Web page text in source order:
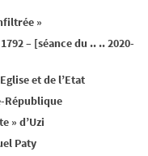
»
– [séance du .. .. 2020-
et de l’Etat
République
» d’Uzi
Paty